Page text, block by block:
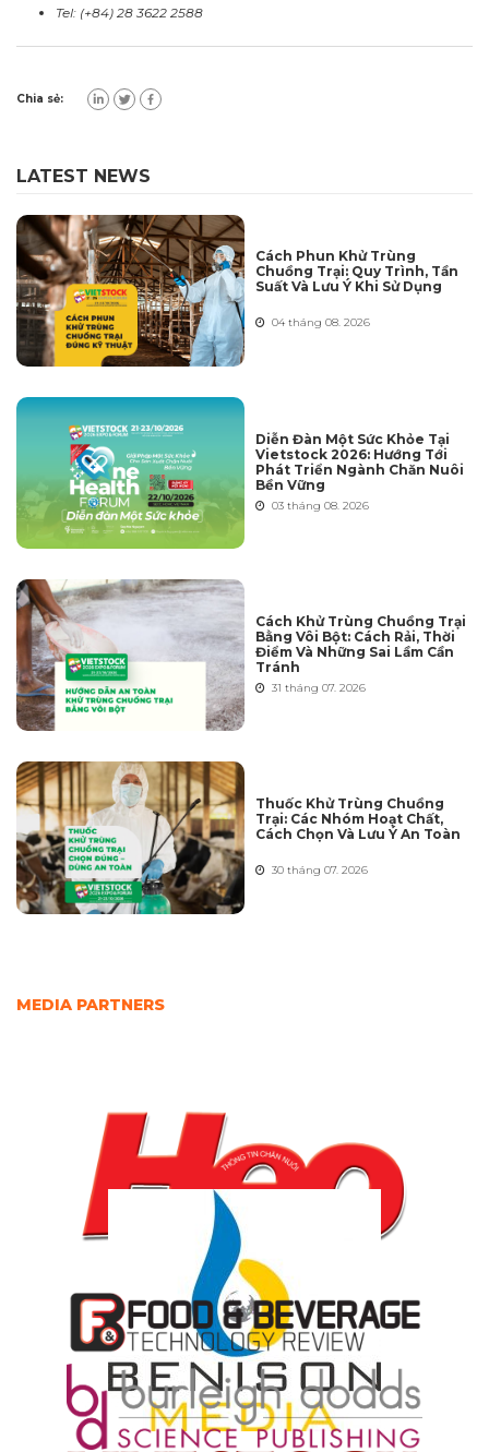
Tel: (+84) 28 3622 2588
Chia sẻ:
LATEST NEWS
Cách Phun Khử Trùng
Chuồng Trại: Quy Trình, Tần
Suất Và Lưu Ý Khi Sử Dụng
04 tháng 08. 2026
Diễn Đàn Một Sức Khỏe Tại
Vietstock 2026: Hướng Tới
Phát Triển Ngành Chăn Nuôi
Bền Vững
03 tháng 08. 2026
Cách Khử Trùng Chuồng Trại
Bằng Vôi Bột: Cách Rải, Thời
Điểm Và Những Sai Lầm Cần
Tránh
31 tháng 07. 2026
Thuốc Khử Trùng Chuồng
Trại: Các Nhóm Hoạt Chất,
Cách Chọn Và Lưu Ý An Toàn
30 tháng 07. 2026
MEDIA PARTNERS